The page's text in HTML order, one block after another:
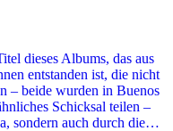
dieses Albums, das aus
entstanden ist, die nicht
– beide wurden in Buenos
Schicksal teilen –
sondern auch durch die…